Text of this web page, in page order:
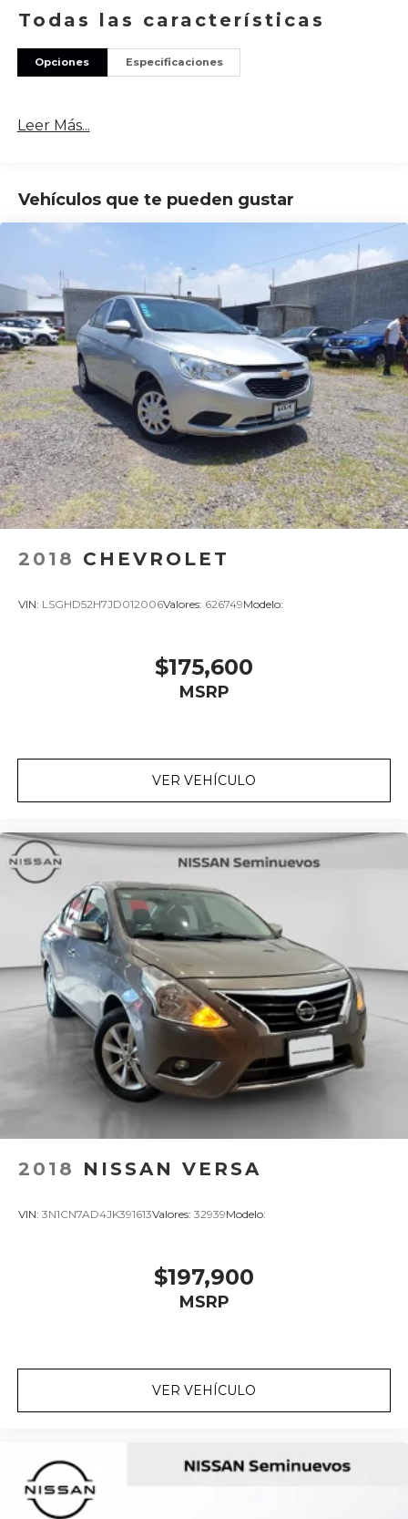
Todas las características
Opciones Especificaciones
Leer Más...
Vehículos que te pueden gustar
2018 CHEVROLET
VIN: LSGHD52H7JD012006Valores: 626749Modelo:
$175,600
MSRP
VER VEHÍCULO
2018 NISSAN VERSA
VIN: 3N1CN7AD4JK391613Valores: 32939Modelo:
$197,900
MSRP
VER VEHÍCULO